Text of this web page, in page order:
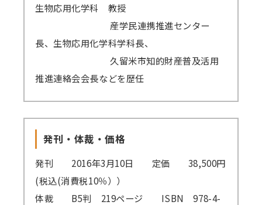
メルマガ登録
セミナー会場アクセス
生物応用化学科 教授
産学民連携推進センター
長、生物応用化学科学科長、
久留米市知的財産普及活用
推進連絡会会長などを歴任
発刊・体裁・価格
発刊 2016年3月10日 定価 38,500円
(税込(消費税10％））
体裁 B5判 219ページ ISBN 978-4-